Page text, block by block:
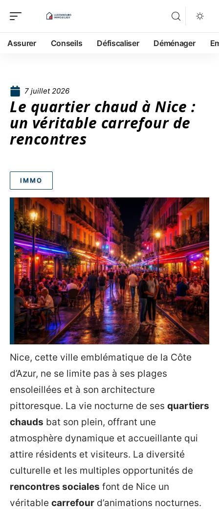
Assurer Conseils Défiscaliser Déménager
7 juillet 2026
Le quartier chaud à Nice :
un véritable carrefour de
rencontres
IMMO
Nice, cette ville emblématique de la Côte
d’Azur, ne se limite pas à ses plages
ensoleillées et à son architecture
pittoresque. La vie nocturne de ses quartiers
chauds bat son plein, offrant une
atmosphère dynamique et accueillante qui
attire résidents et visiteurs. La diversité
culturelle et les multiples opportunités de
rencontres sociales font de Nice un
véritable carrefour d’animations nocturnes.